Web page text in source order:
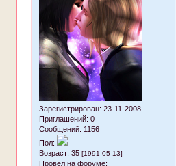
Зарегистрирован: 23-11-2008
Приглашений: 0
Сообщений: 1156
Пол:
Возраст: 35 [1991-05-13]
Провел на форуме: